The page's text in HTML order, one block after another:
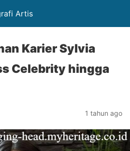
Artis
Karier Sylvia
Celebrity hingga
1 tahun ago